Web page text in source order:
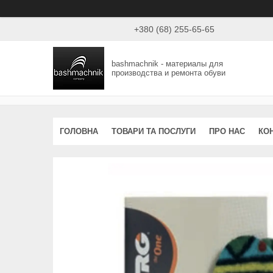
+380 (68) 255-65-65
bashmachnik - материалы для
производства и ремонта обуви
ГОЛОВНА ТОВАРИ ТА ПОСЛУГИ ПРО НАС